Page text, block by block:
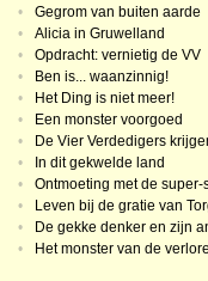
•
Gegrom van buiten aarde
•
Alicia in Gruwelland
•
Opdracht: vernietig de VV
•
Ben is... waanzinnig!
•
Het Ding is niet meer!
•
Een monster voorgoed
•
De Vier Verdedigers
•
In dit gekwelde land
•
Ontmoeting met de
•
Leven bij de gratie van
•
De gekke denker en zijn
•
Het monster van de